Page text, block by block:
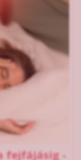
fejfájásig -